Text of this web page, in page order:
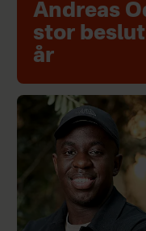
Andreas
stor
år